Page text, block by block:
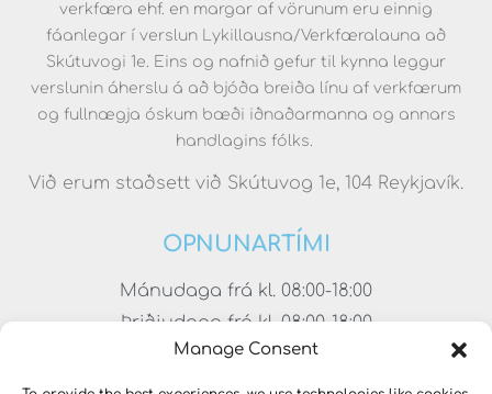
Manage Consent
verkfæra ehf. en margar af vörunum eru einnig
fáanlegar í verslun Lykillausna/Verkfæralauna að
Skútuvogi 1e. Eins og nafnið gefur til kynna leggur
verslunin áherslu á að bjóða breiða línu af verkfærum
og fullnægja óskum bæði iðnaðarmanna og annars
handlagins fólks.
Við erum staðsett við Skútuvog 1e, 104 Reykjavík.
OPNUNARTÍMI
Mánudaga frá kl. 08:00-18:00
Þriðjudaga frá kl. 08:00-18:00
Miðvikudaga frá kl. 08:00-18:00
Fimmtudaga frá kl. 08:00-18:00